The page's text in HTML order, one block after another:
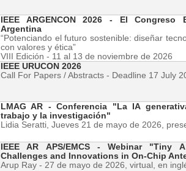
IEEE ARGENCON 2026 - El
Argentina
“Potenciando el futuro sostenible: diseñar
con valores y ética”
VIII Edición - 11 al 13 de noviembre de 2026
IEEE URUCON 2026
Call For Papers / Abstracts - Deadline 17 July
LMAG AR - Conferencia "La IA
trabajo y la investigación"
Lidia Seratti, Jueves 21 de mayo de 2026,
IEEE AR APS/EMCS - Webinar "Tiny
Challenges and Innovations in On-Chip
Arup Ray - 27 de mayo de 2026, virtual, en